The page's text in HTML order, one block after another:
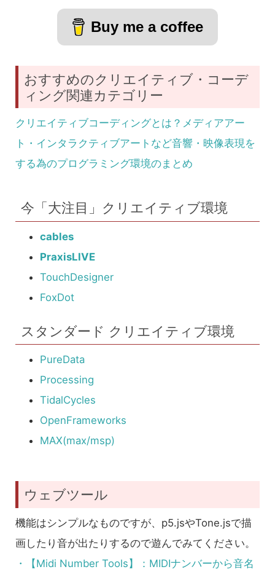
Buy me a coffee
おすすめのクリエイティブ・コーデ
ィング関連カテゴリー
クリエイティブコーディングとは？メディアアー
ト・インタラクティブアートなど音響・映像表現を
する為のプログラミング環境のまとめ
今「大注目」クリエイティブ環境
cables
PraxisLIVE
TouchDesigner
FoxDot
スタンダード クリエイティブ環境
PureData
Processing
TidalCycles
OpenFrameworks
MAX(max/msp)
ウェブツール
機能はシンプルなものですが、p5.jsやTone.jsで描
画したり音が出たりするので遊んでみてください。
・【Midi Number Tools】：MIDIナンバーから音名